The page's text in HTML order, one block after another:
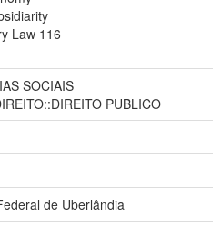
Law 116
SOCIAIS
PUBLICO
de Uberlândia